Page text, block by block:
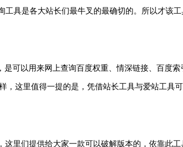
工具是各大站长们最牛叉的最确切的。所以才
可以用来网上查询百度权重、情深链接、百度索
，这里值得一提的是，凭借站长工具与爱站工
里们提供给大家一款可以破解版本的，依靠此